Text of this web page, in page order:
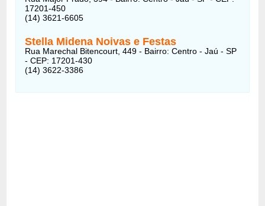
17201-450
(14) 3621-6605
Stella Midena Noivas e Festas
Rua Marechal Bitencourt, 449 - Bairro: Centro - Jaú - SP
- CEP: 17201-430
(14) 3622-3386